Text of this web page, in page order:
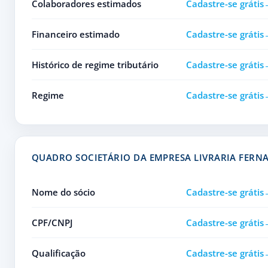
Colaboradores estimados Cadastre-se grátis
Financeiro estimado Cadastre-se grátis
Histórico de regime tributário Cadastre-se grátis
Regime Cadastre-se grátis
QUADRO SOCIETÁRIO DA EMPRESA LIVRARIA
Nome do sócio Cadastre-se grátis
CPF/CNPJ Cadastre-se grátis
Qualificação Cadastre-se grátis